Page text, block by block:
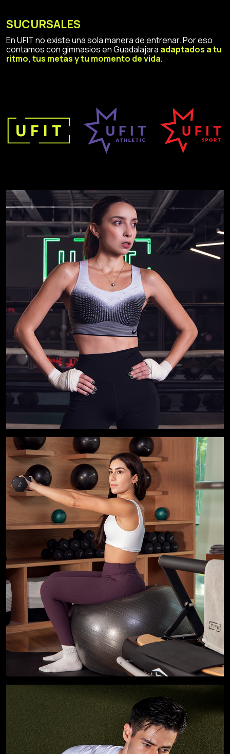
SUCURSALES
En UFIT no existe una sola manera de entrenar. Por eso
contamos con gimnasios en Guadalajara adaptados a tu
ritmo, tus metas y tu momento de vida.